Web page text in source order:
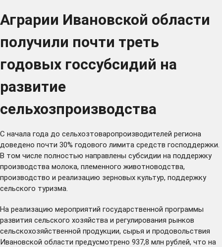
Аграрии Ивановской области
получили почти треть
годовых госсубсидий на
развитие
сельхозпроизводства
С начала года до сельхозтоваропроизводителей региона
доведено почти 30% годового лимита средств господдержки.
В том числе полностью направлены субсидии на поддержку
производства молока, племенного животноводства,
производство и реализацию зерновых культур, поддержку
сельского туризма.
На реализацию мероприятий государственной программы
развития сельского хозяйства и регулирования рынков
сельскохозяйственной продукции, сырья и продовольствия
Ивановской области предусмотрено 937,8 млн рублей, что на